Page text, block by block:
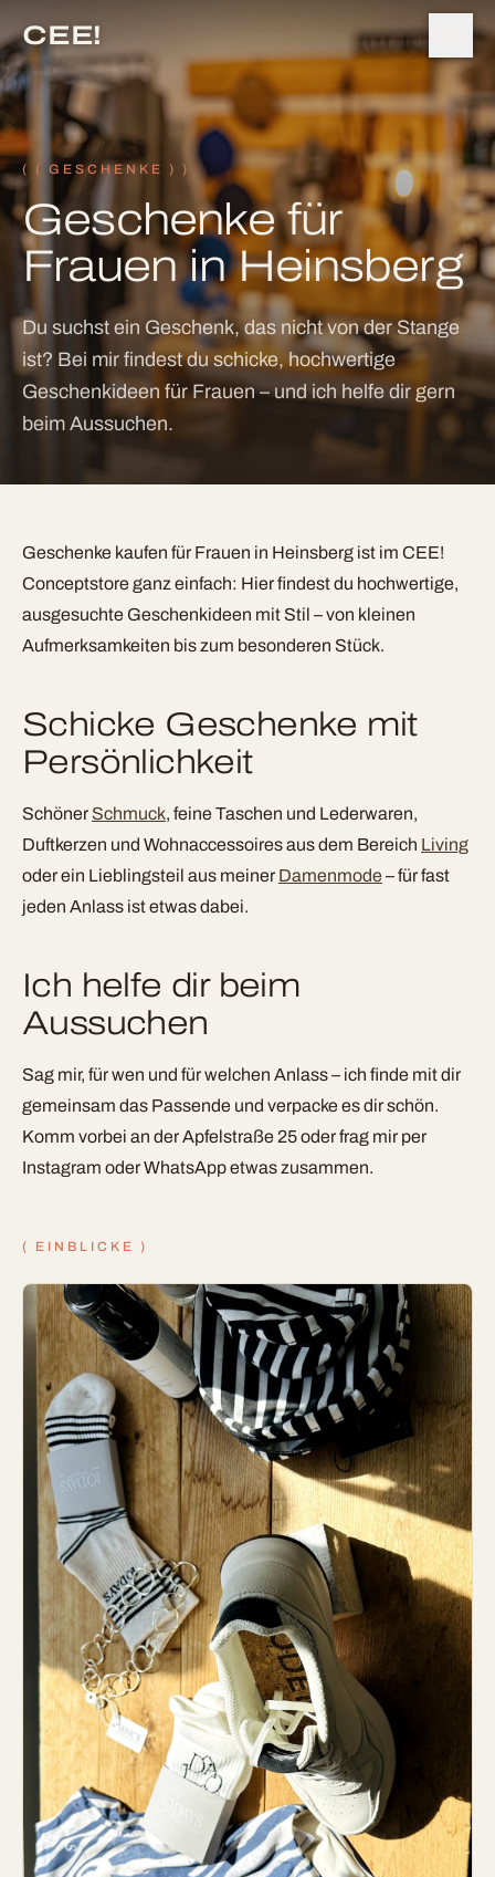
CEE!
( ( GESCHENKE ) )
Geschenke für
Frauen in Heinsberg
Du suchst ein Geschenk, das nicht von der Stange
ist? Bei mir findest du schicke, hochwertige
Geschenkideen für Frauen – und ich helfe dir gern
beim Aussuchen.
Geschenke kaufen für Frauen in Heinsberg ist im CEE!
Conceptstore ganz einfach: Hier findest du hochwertige,
ausgesuchte Geschenkideen mit Stil – von kleinen
Aufmerksamkeiten bis zum besonderen Stück.
Schicke Geschenke mit
Persönlichkeit
Schöner Schmuck, feine Taschen und Lederwaren,
Duftkerzen und Wohnaccessoires aus dem Bereich Living
oder ein Lieblingsteil aus meiner Damenmode – für fast
jeden Anlass ist etwas dabei.
Ich helfe dir beim
Aussuchen
Sag mir, für wen und für welchen Anlass – ich finde mit dir
gemeinsam das Passende und verpacke es dir schön.
Komm vorbei an der Apfelstraße 25 oder frag mir per
Instagram oder WhatsApp etwas zusammen.
( EINBLICKE )